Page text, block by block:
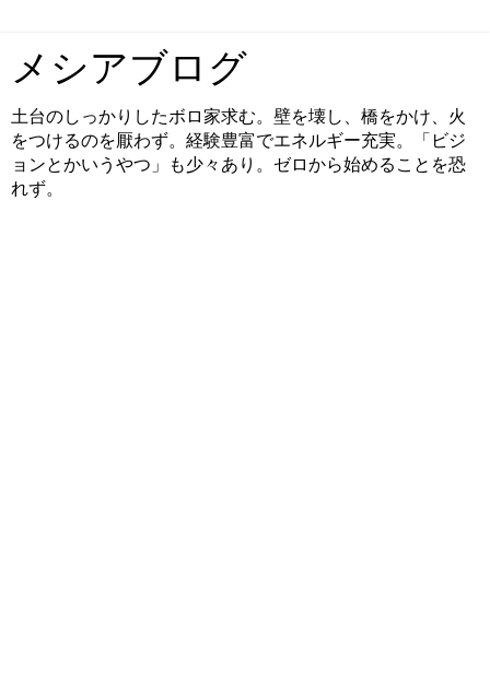
メシアブログ
土台のしっかりしたボロ家求む。壁を壊し、橋をかけ、火
をつけるのを厭わず。経験豊富でエネルギー充実。「ビジ
ョンとかいうやつ」も少々あり。ゼロから始めることを恐
れず。